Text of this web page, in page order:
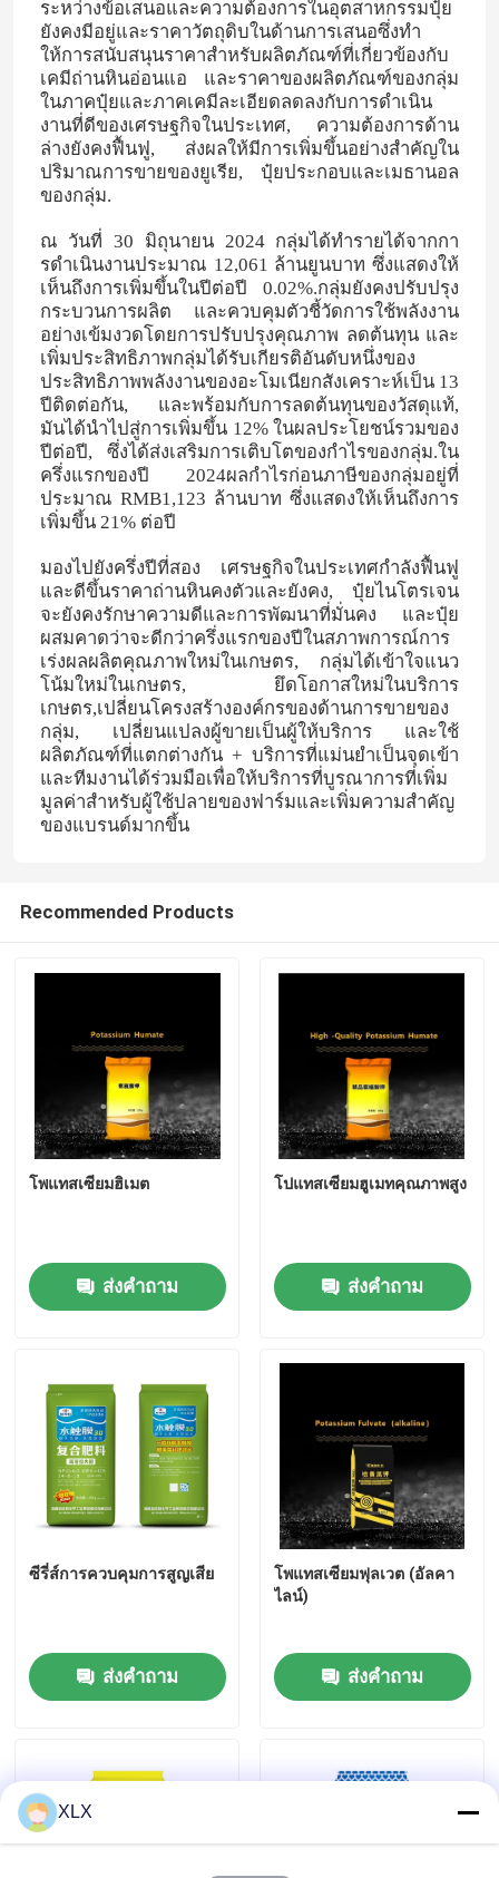
บ้าน
สินค้า
ควบคุมคุณภาพ
ติดต่อเรา
กรณี
สารปุ๋ยไนโตรเจน โปแตสเซียม
ปุ๋ยผสม
แคลเซียมแอมโมเนียมไนเตรต (CAN)
เมลามีน
ยูเรียเกรดยานยนต์
ระหว่างข้อเสนอและความต้องการในอุตสาหกรรมปุ๋ย
ยังคงมีอยู่และราคาวัตถุดิบในด้านการเสนอซึ่งทํา
ให้การสนับสนุนราคาสําหรับผลิตภัณฑ์ที่เกี่ยวข้องกับ
เคมีถ่านหินอ่อนแอ และราคาของผลิตภัณฑ์ของกลุ่ม
ในภาคปุ๋ยและภาคเคมีละเอียดลดลงกับการดําเนิน
งานที่ดีของเศรษฐกิจในประเทศ, ความต้องการด้าน
ล่างยังคงฟื้นฟู, ส่งผลให้มีการเพิ่มขึ้นอย่างสําคัญใน
ปริมาณการขายของยูเรีย, ปุ๋ยประกอบและเมธานอล
ของกลุ่ม.
ณ วันที่ 30 มิถุนายน 2024 กลุ่มได้ทํารายได้จากกา
รดําเนินงานประมาณ 12,061 ล้านยูนบาท ซึ่งแสดงให้
เห็นถึงการเพิ่มขึ้นในปีต่อปี 0.02%.กลุ่มยังคงปรับปรุง
กระบวนการผลิต และควบคุมตัวชี้วัดการใช้พลังงาน
อย่างเข้มงวดโดยการปรับปรุงคุณภาพ ลดต้นทุน และ
เพิ่มประสิทธิภาพกลุ่มได้รับเกียรติอันดับหนึ่งของ
ประสิทธิภาพพลังงานของอะโมเนียกสังเคราะห์เป็น 13
ปีติดต่อกัน, และพร้อมกับการลดต้นทุนของวัสดุแท้,
มันได้นําไปสู่การเพิ่มขึ้น 12% ในผลประโยชน์รวมของ
ปีต่อปี, ซึ่งได้ส่งเสริมการเติบโตของกําไรของกลุ่ม.ใน
ครึ่งแรกของปี 2024ผลกําไรก่อนภาษีของกลุ่มอยู่ที่
ประมาณ RMB1,123 ล้านบาท ซึ่งแสดงให้เห็นถึงการ
เพิ่มขึ้น 21% ต่อปี
มองไปยังครึ่งปีที่สอง เศรษฐกิจในประเทศกําลังฟื้นฟู
และดีขึ้นราคาถ่านหินคงตัวและยังคง, ปุ๋ยไนโตรเจน
จะยังคงรักษาความดีและการพัฒนาที่มั่นคง และปุ๋ย
ผสมคาดว่าจะดีกว่าครึ่งแรกของปีในสภาพการณ์การ
เร่งผลผลิตคุณภาพใหม่ในเกษตร, กลุ่มได้เข้าใจแนว
โน้มใหม่ในเกษตร, ยึดโอกาสใหม่ในบริการ
เกษตร,เปลี่ยนโครงสร้างองค์กรของด้านการขายของ
กลุ่ม, เปลี่ยนแปลงผู้ขายเป็นผู้ให้บริการ และใช้
ผลิตภัณฑ์ที่แตกต่างกัน + บริการที่แม่นยําเป็นจุดเข้า
และทีมงานได้ร่วมมือเพื่อให้บริการที่บูรณาการที่เพิ่ม
มูลค่าสําหรับผู้ใช้ปลายของฟาร์มและเพิ่มความสําคัญ
ของแบรนด์มากขึ้น
Recommended Products
โพแทสเซียมฮิเมต
ส่งคำถาม
โปแทสเซียมฮูเมทคุณภาพสูง
ส่งคำถาม
ซีรี่ส์การควบคุมการสูญเสีย
ส่งคำถาม
โพแทสเซียมฟุลเวต (อัลคา
ไลน์)
ส่งคำถาม
XLX